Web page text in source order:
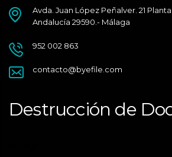
Avda. Juan López Peñalver. 21
Andalucía 29590.- Málaga
952 002 863
contacto@byefile.com
Destrucción de